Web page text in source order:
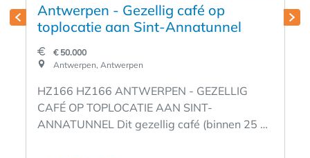
Antwerpen - Gezellig café op
toplocatie aan Sint-Annatunnel
€ 50.000
Antwerpen, Antwerpen
HZ166 HZ166 ANTWERPEN - GEZELLIG
CAFÉ OP TOPLOCATIE AAN SINT-
ANNATUNNEL Dit gezellig café (binnen 25 +